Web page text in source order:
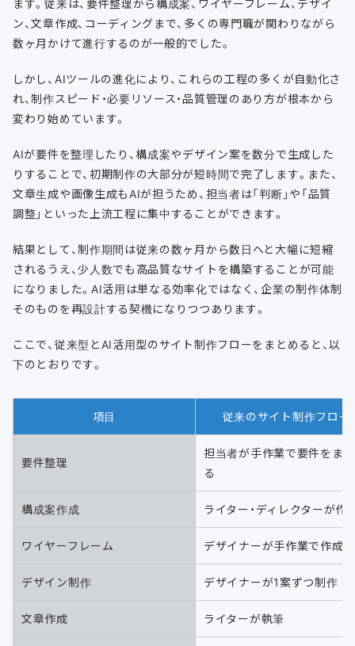
ン、文章作成、コーディングまで、多くの専門職が関わりながら
数ヶ月かけて進行するのが一般的でした。
しかし、AIツールの進化により、これらの工程の多くが自動化さ
れ、制作スピード・必要リソース・品質管理のあり方が根本から
変わり始めています。
AIが要件を整理したり、構成案やデザイン案を数分で生成した
りすることで、初期制作の大部分が短時間で完了します。また、
文章生成や画像生成もAIが担うため、担当者は「判断」や「品質
調整」といった上流工程に集中することができます。
結果として、制作期間は従来の数ヶ月から数日へと大幅に短縮
されるうえ、少人数でも高品質なサイトを構築することが可能
になりました。AI活用は単なる効率化ではなく、企業の制作体制
そのものを再設計する契機になりつつあります。
ここで、従来型とAI活用型のサイト制作フローをまとめると、以
下のとおりです。
項目 従来のサイト制作フロー
要件整理
担当者が手作業で要件をま
る
構成案作成 ライター・ディレクターが作
ワイヤーフレーム デザイナーが手作業で作成
デザイン制作 デザイナーが1案ずつ制作
文章作成 ライターが執筆